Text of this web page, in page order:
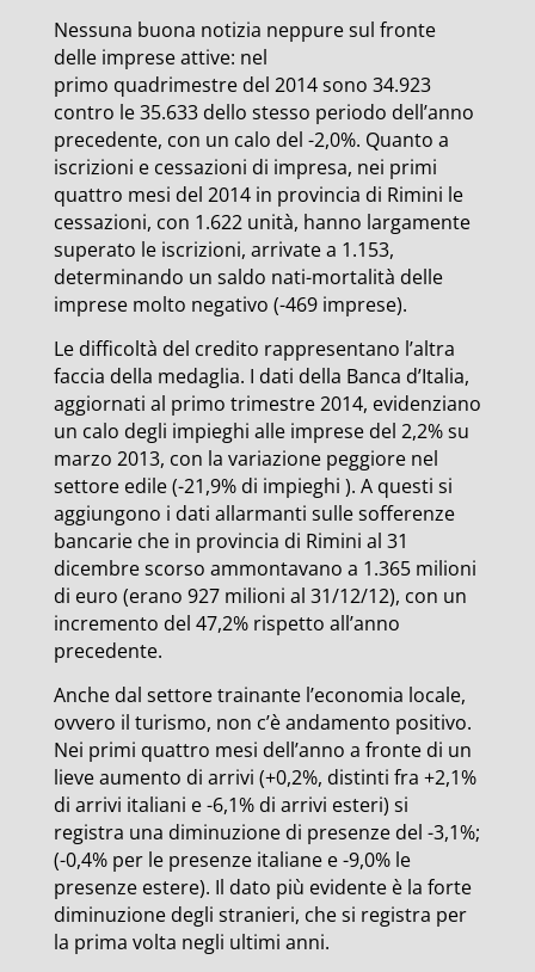
Nessuna buona notizia neppure sul fronte
delle imprese attive: nel
primo quadrimestre del 2014 sono 34.923
contro le 35.633 dello stesso periodo dell’anno
precedente, con un calo del -2,0%. Quanto a
iscrizioni e cessazioni di impresa, nei primi
quattro mesi del 2014 in provincia di Rimini le
cessazioni, con 1.622 unità, hanno largamente
superato le iscrizioni, arrivate a 1.153,
determinando un saldo nati-mortalità delle
imprese molto negativo (-469 imprese).
Le difficoltà del credito rappresentano l’altra
faccia della medaglia. I dati della Banca d’Italia,
aggiornati al primo trimestre 2014, evidenziano
un calo degli impieghi alle imprese del 2,2% su
marzo 2013, con la variazione peggiore nel
settore edile (-21,9% di impieghi ). A questi si
aggiungono i dati allarmanti sulle sofferenze
bancarie che in provincia di Rimini al 31
dicembre scorso ammontavano a 1.365 milioni
di euro (erano 927 milioni al 31/12/12), con un
incremento del 47,2% rispetto all’anno
precedente.
Anche dal settore trainante l’economia locale,
ovvero il turismo, non c’è andamento positivo.
Nei primi quattro mesi dell’anno a fronte di un
lieve aumento di arrivi (+0,2%, distinti fra +2,1%
di arrivi italiani e -6,1% di arrivi esteri) si
registra una diminuzione di presenze del -3,1%;
(-0,4% per le presenze italiane e -9,0% le
presenze estere). Il dato più evidente è la forte
diminuzione degli stranieri, che si registra per
la prima volta negli ultimi anni.